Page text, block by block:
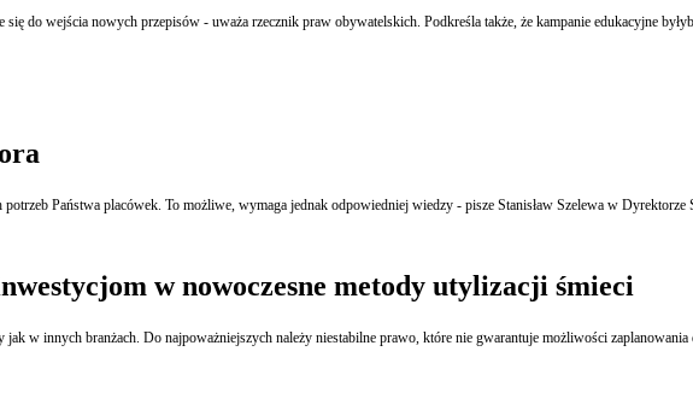
do wejścia nowych przepisów - uważa rzecznik praw obywatelskich. Podkreśla także, że kampanie edukacyjne
Państwa placówek. To możliwe, wymaga jednak odpowiedniej wiedzy - pisze Stanisław Szelewa w Dyrektorze
w nowoczesne metody utylizacji śmieci
w innych branżach. Do najpoważniejszych należy niestabilne prawo, które nie gwarantuje możliwości